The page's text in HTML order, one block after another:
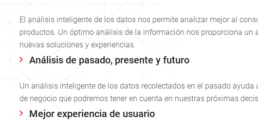
El análisis inteligente de los datos nos permite analizar mejor al
productos. Un óptimo análisis de la información nos proporciona un
nuevas soluciones y experiencias.
Análisis de pasado, presente y futuro
Un análisis inteligente de los datos recolectados en el pasado
de negocio que podremos tener en cuenta en nuestras próximas
Mejor experiencia de usuario